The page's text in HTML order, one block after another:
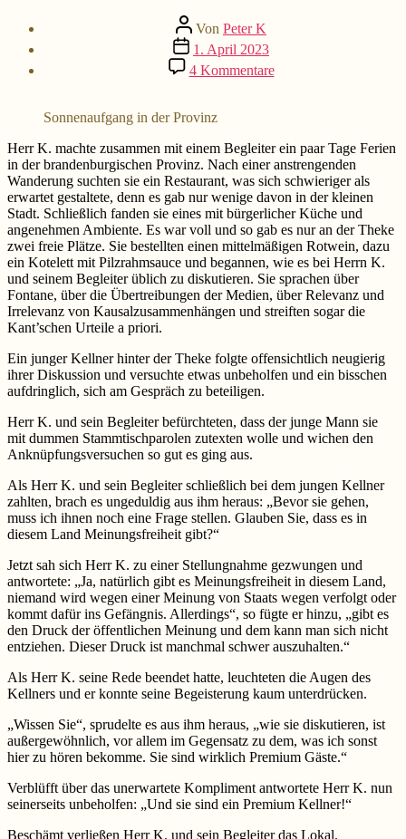
Beitragsautor
Von Peter K
Beitragsdatum
1. April 2023
4 Kommentarezu
Herr
Kellner
Sonnenaufgang in der Provinz
Herr K. machte zusammen mit einem Begleiter ein paar Tage Ferien
in der brandenburgischen Provinz. Nach einer anstrengenden
Wanderung suchten sie ein Restaurant, was sich schwieriger als
erwartet gestaltete, denn es gab nur wenige davon in der kleinen
Stadt. Schließlich fanden sie eines mit bürgerlicher Küche und
angenehmen Ambiente. Es war voll und so gab es nur an der Theke
zwei freie Plätze. Sie bestellten einen mittelmäßigen Rotwein, dazu
ein Kotelett mit Pilzrahmsauce und begannen, wie es bei Herrn K.
und seinem Begleiter üblich zu diskutieren. Sie sprachen über
Fontane, über die Übertreibungen der Medien, über Relevanz und
Irrelevanz von Kausalzusammenhängen und streiften sogar die
Kant’schen Urteile a priori.
Ein junger Kellner hinter der Theke folgte offensichtlich neugierig
ihrer Diskussion und versuchte etwas unbeholfen und ein bisschen
aufdringlich, sich am Gespräch zu beteiligen.
Herr K. und sein Begleiter befürchteten, dass der junge Mann sie
mit dummen Stammtischparolen zutexten wolle und wichen den
Anknüpfungsversuchen so gut es ging aus.
Als Herr K. und sein Begleiter schließlich bei dem jungen Kellner
zahlten, brach es ungeduldig aus ihm heraus: „Bevor sie gehen,
muss ich ihnen noch eine Frage stellen. Glauben Sie, dass es in
diesem Land Meinungsfreiheit gibt?“
Jetzt sah sich Herr K. zu einer Stellungnahme gezwungen und
antwortete: „Ja, natürlich gibt es Meinungsfreiheit in diesem Land,
niemand wird wegen einer Meinung von Staats wegen verfolgt oder
kommt dafür ins Gefängnis. Allerdings“, so fügte er hinzu, „gibt es
den Druck der öffentlichen Meinung und dem kann man sich nicht
entziehen. Dieser Druck ist manchmal schwer auszuhalten.“
Als Herr K. seine Rede beendet hatte, leuchteten die Augen des
Kellners und er konnte seine Begeisterung kaum unterdrücken.
„Wissen Sie“, sprudelte es aus ihm heraus, „wie sie diskutieren, ist
außergewöhnlich, vor allem im Gegensatz zu dem, was ich sonst
hier zu hören bekomme. Sie sind wirklich Premium Gäste.“
Verblüfft über das unerwartete Kompliment antwortete Herr K. nun
seinerseits unbeholfen: „Und sie sind ein Premium Kellner!“
Beschämt verließen Herr K. und sein Begleiter das Lokal.